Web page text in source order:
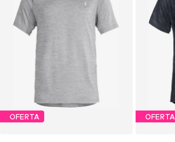
OFERTA OFERTA